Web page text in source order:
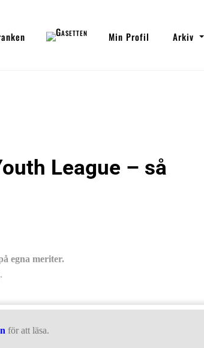
Min Profil Arkiv
League – så
egna meriter.
för att läsa.